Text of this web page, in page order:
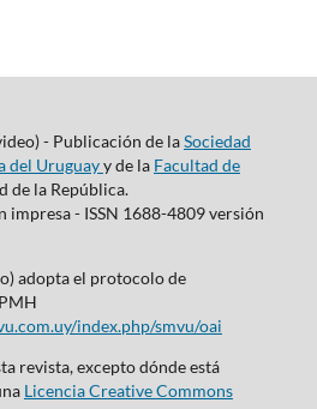
- Publicación de laSociedad
del Uruguayy de la Facultad de
de la República.
impresa - ISSN 1688-4809 versión
adopta el protocolo de
index.php/smvu/oai
revista, excepto dónde está
Licencia Creative Commons